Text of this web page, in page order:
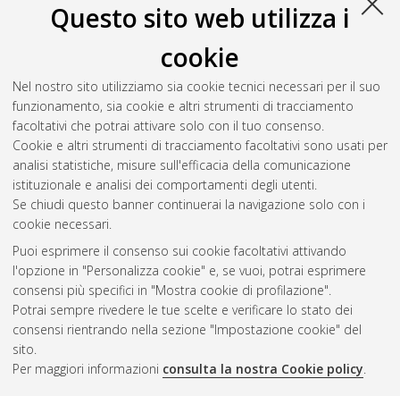
Questo sito web utilizza i
cookie
Nel nostro sito utilizziamo sia cookie tecnici necessari per il suo
funzionamento, sia cookie e altri strumenti di tracciamento
facoltativi che potrai attivare solo con il tuo consenso.
Cookie e altri strumenti di tracciamento facoltativi sono usati per
analisi statistiche, misure sull'efficacia della comunicazione
istituzionale e analisi dei comportamenti degli utenti.
Se chiudi questo banner continuerai la navigazione solo con i
cookie necessari.
Puoi esprimere il consenso sui cookie facoltativi attivando
l'opzione in "Personalizza cookie" e, se vuoi, potrai esprimere
consensi più specifici in "Mostra cookie di profilazione".
Potrai sempre rivedere le tue scelte e verificare lo stato dei
consensi rientrando nella sezione "Impostazione cookie" del
sito.
Per maggiori informazioni consulta la nostra Cookie policy.
Gestione del documento:
Atom
Rss 1.0
Rss 2.0
AMS Laurea